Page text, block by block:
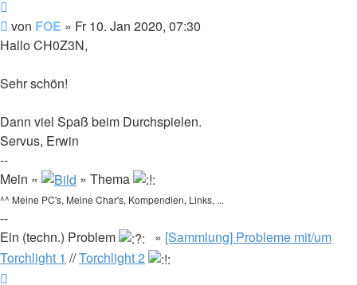
Beitrag
von FOE » Fr 10. Jan 2020, 07:30
Hallo CH0Z3N,
Sehr schön!
Dann viel Spaß beim Durchspielen.
Servus, Erwin
--
Mein «
» Thema
^^ Meine PC's, Meine Char's, Kompendien, Links, ...
--
Ein (techn.) Problem
» [Sammlung] Probleme mit/um
Torchlight 1 //Torchlight 2